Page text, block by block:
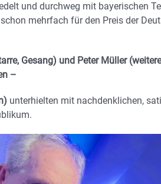
und durchweg mit bayerischen
mehrfach für den Preis der
Gesang) und Peter Müller
–
unterhielten mit nachdenklichen,